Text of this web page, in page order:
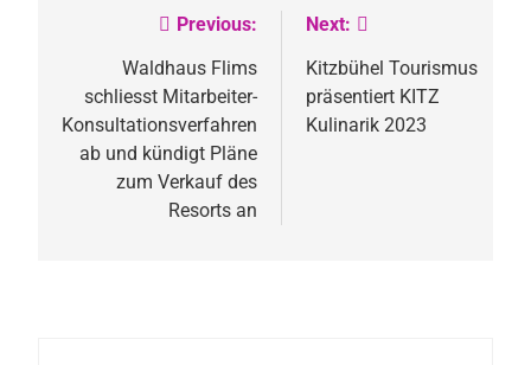
Beitragsnavigation
Previous:
Waldhaus Flims
schliesst Mitarbeiter-
Konsultationsverfahren
ab und kündigt Pläne
zum Verkauf des
Resorts an
Next:
Kitzbühel Tourismus
präsentiert KITZ
Kulinarik 2023